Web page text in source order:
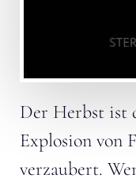
Der Herbst ist
Explosion von
verzaubert.